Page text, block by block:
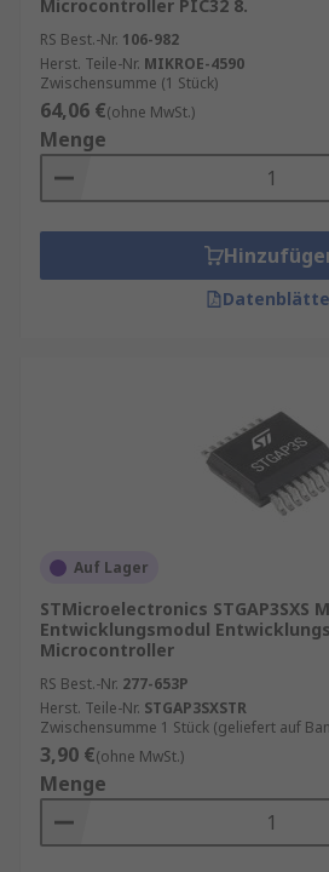
Microcontroller PIC32 8.
RS Best.-Nr. 106-982
Herst. Teile-Nr. MIKROE-4590
Zwischensumme (1 Stück)
64,06 €(ohne MwSt.)
Menge
Auf Lager
STMicroelectronics STGAP3SXS
Entwicklungsmodul
Microcontroller
RS Best.-Nr. 277-653P
Herst. Teile-Nr. STGAP3SXSTR
Zwischensumme 1 Stück (geliefert auf
3,90 €(ohne MwSt.)
Menge